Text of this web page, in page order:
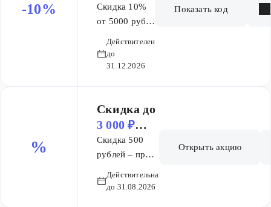
-10%
заказ от 5
000 ₽
Скидка 10%
от 5000 руб.
скидкой не
более 30%.
Действителен
до
31.12.2026
Показать код
%
Скидка до
3 000 ₽
при
покупке
от15 000 ₽
Скидка 500
рублей – при
000 рублей; 1
Действительна
до 31.08.2026
Открыть акцию